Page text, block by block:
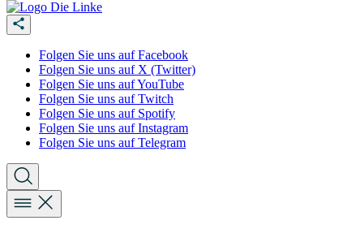
Folgen Sie uns auf Facebook
Folgen Sie uns auf X (Twitter)
Folgen Sie uns auf YouTube
Folgen Sie uns auf Twitch
Folgen Sie uns auf Spotify
Folgen Sie uns auf Instagram
Folgen Sie uns auf Telegram